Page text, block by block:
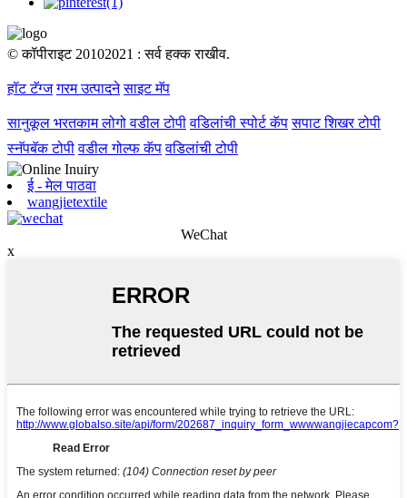
© कॉपीराइट 20102021 : सर्व हक्क राखीव.
हॉट टॅग्ज गरम उत्पादने साइट मॅप
सानुकूल भरतकाम लोगो वडील टोपी वडिलांची स्पोर्ट कॅप सपाट शिखर टोपी
स्नॅपबॅक टोपी वडील गोल्फ कॅप वडिलांची टोपी
ई - मेल पाठवा
wangjietextile
WeChat
x